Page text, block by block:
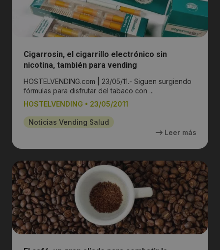
Cigarrosin, el cigarrillo electrónico sin
nicotina, también para vending
HOSTELVENDING.com | 23/05/11.- Siguen surgiendo
fórmulas para disfrutar del tabaco con ...
HOSTELVENDING • 23/05/2011
Noticias Vending Salud
Leer más